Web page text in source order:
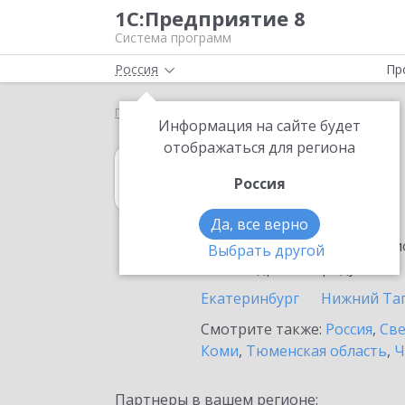
1С:Предприятие 8
Система программ
Россия
Информация на сайте будет
отображаться для региона
Россия
Да, все верно
Выбрать другой
Главная
1С:Гаражи
в Арти
Ознакомьтесь с
Екатеринбург
Нижний
Смотрите также: Россия,
Коми, Тюменская область,
Партнеры в вашем регионе: